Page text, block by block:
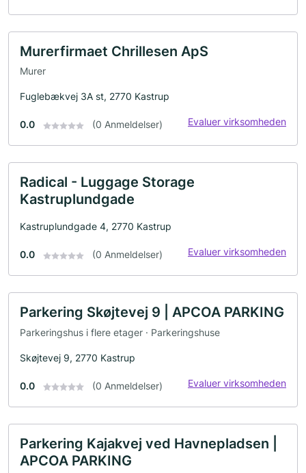
Murerfirmaet Chrillesen ApS
Murer
Fuglebækvej 3A st, 2770 Kastrup
0.0 (0 Anmeldelser) Evaluer virksomheden
Radical - Luggage Storage
Kastruplundgade
Kastruplundgade 4, 2770 Kastrup
0.0 (0 Anmeldelser) Evaluer virksomheden
Parkering Skøjtevej 9 | APCOA PARKING
Parkeringshus i flere etager · Parkeringshuse
Skøjtevej 9, 2770 Kastrup
0.0 (0 Anmeldelser) Evaluer virksomheden
Parkering Kajakvej ved Havnepladsen |
APCOA PARKING